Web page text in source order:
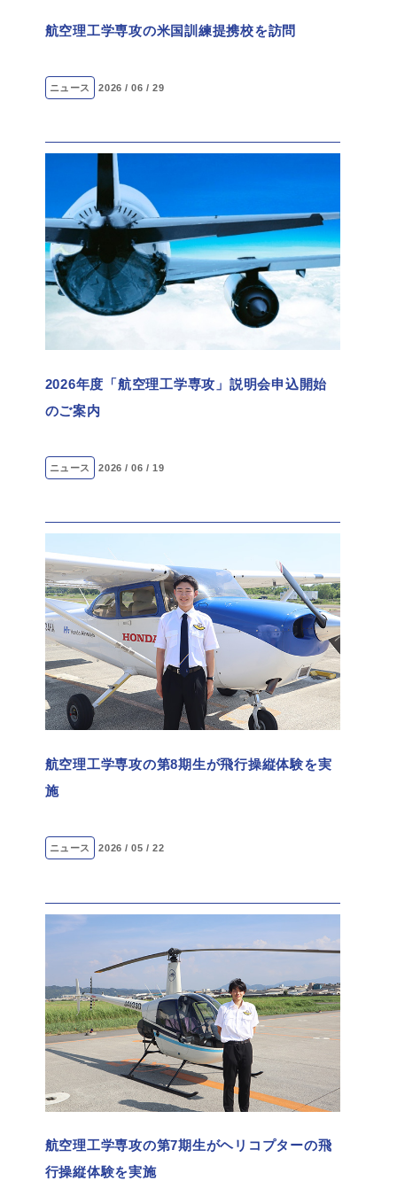
航空理工学専攻の米国訓練提携校を訪問
ニュース 2026 / 06 / 29
2026年度「航空理工学専攻」説明会申込開始
のご案内
ニュース 2026 / 06 / 19
航空理工学専攻の第8期生が飛行操縦体験を実
施
ニュース 2026 / 05 / 22
航空理工学専攻の第7期生がヘリコプターの飛
行操縦体験を実施